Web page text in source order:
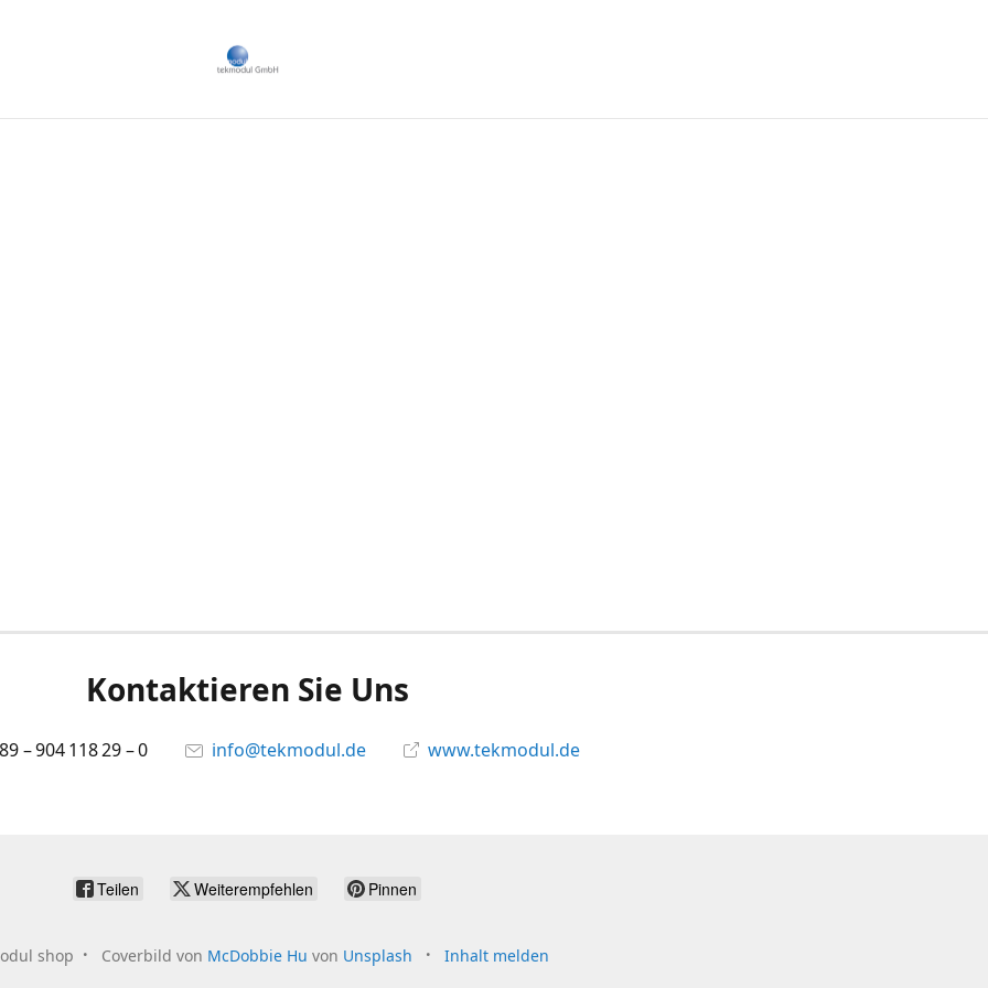
Kontaktieren Sie Uns
– 904 118 29 – 0 info@tekmodul.de www.tekmodul.de
Teilen Weiterempfehlen Pinnen
shop Coverbild von McDobbie Hu von Unsplash Inhalt melden